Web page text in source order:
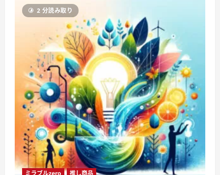
家
庭
用
脱
毛
器
の
魅
力
と
お
ス
ス
メ
理
由
に
つ
い
て
さ
ら
に
読
む
2 分読み取り
ミラブルzero 推し商品